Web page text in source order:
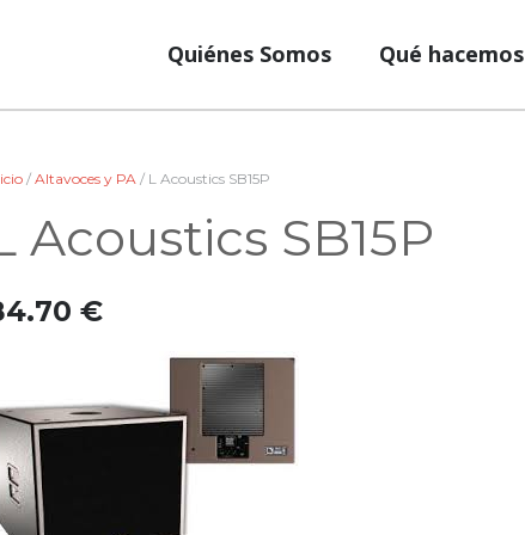
Quiénes Somos Qué hacemos
/Altavoces y PA / L Acoustics SB15P
Acoustics SB15P
€